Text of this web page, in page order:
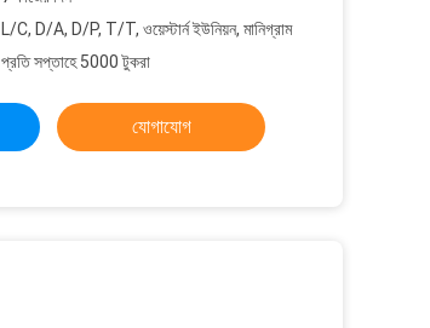
L/C, D/A, D/P, T/T, ওয়েস্টার্ন ইউনিয়ন, মানিগ্রাম
প্রতি সপ্তাহে 5000 টুকরা
যোগাযোগ